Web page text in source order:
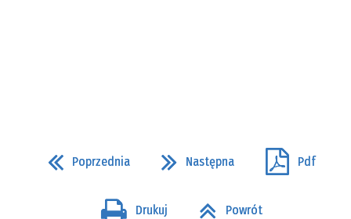
Poprzednia Następna Pdf
Drukuj Powrót